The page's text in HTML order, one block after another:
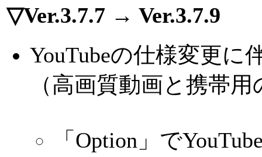
▽Ver.3.7.7 → Ver.3.7.9
YouTubeの仕様変更に
（高画質動画と携帯
「Option」で